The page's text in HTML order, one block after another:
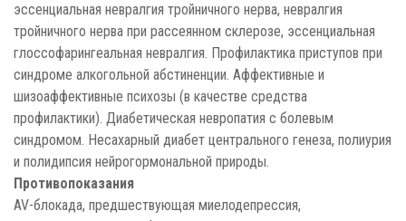
эссенциальная невралгия тройничного нерва, невралгия
тройничного нерва при рассеянном склерозе, эссенциальная
глоссофарингеальная невралгия. Профилактика приступов при
синдроме алкогольной абстиненции. Аффективные и
шизоаффективные психозы (в качестве средства
профилактики). Диабетическая невропатия с болевым
синдромом. Несахарный диабет центрального генеза, полиурия
и полидипсия нейрогормональной природы.
Противопоказания
AV-блокада, предшествующая миелодепрессия,